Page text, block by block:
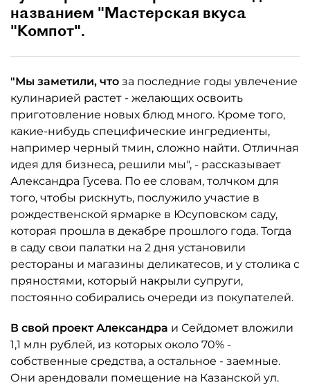
названием "Мастерская вкуса
"Компот".
"Мы заметили, что за последние годы увлечение
кулинарией растет - желающих освоить
приготовление новых блюд много. Кроме того,
какие-нибудь специфические ингредиенты,
например черный тмин, сложно найти. Отличная
идея для бизнеса, решили мы", - рассказывает
Александра Гусева. По ее словам, толчком для
того, чтобы рискнуть, послужило участие в
рождественской ярмарке в Юсуповском саду,
которая прошла в декабре прошлого года. Тогда
в саду свои палатки на 2 дня установили
рестораны и магазины деликатесов, и у столика с
пряностями, который накрыли супруги,
постоянно собирались очереди из покупателей.
В свой проект Александра и Сейдомет вложили
1,1 млн рублей, из которых около 70% -
собственные средства, а остальное - заемные.
Они арендовали помещение на Казанской ул.